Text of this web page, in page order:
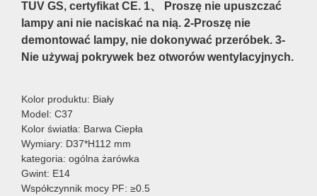
TUV GS, certyfikat CE. 1、 Proszę nie upuszczać
lampy ani nie naciskać na nią. 2-Proszę nie
demontować lampy, nie dokonywać przeróbek. 3-
Nie używaj pokrywek bez otworów wentylacyjnych.
Kolor produktu: Biały
Model: C37
Kolor światła: Barwa Ciepła
Wymiary: D37*H112 mm
kategoria: ogólna żarówka
Gwint: E14
Współczynnik mocy PF: ≥0.5